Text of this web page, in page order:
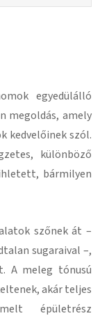
egyedülálló
megoldás, amely
kedvelőinek szól.
különböző
bármilyen
szőnek át –
sugaraival –,
A meleg tónusú
akár teljes
épületrész